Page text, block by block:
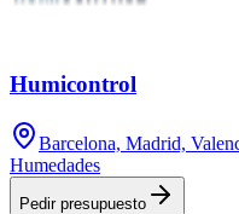
Humicontrol
Barcelona, Madrid,
Humedades
Pedir presupuesto